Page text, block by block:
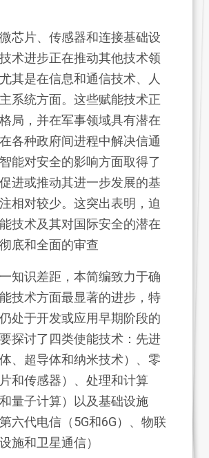
芯片、传感器和连接基础设
术进步正在推动其他技术领
其是在信息和通信技术、人
系统方面。这些赋能技术正
局，并在军事领域具有潜在
各种政府间进程中解决信通
能对安全的影响方面取得了
进或推动其进一步发展的基
相对较少。这突出表明，迫
技术及其对国际安全的潜在
底和全面的审查
知识差距，本简编致力于确
技术方面最显著的进步，特
处于开发或应用早期阶段的
探讨了四类使能技术：先进
、超导体和纳米技术）、零
和传感器）、处理和计算
和量子计算）以及基础设施
六代电信（5G和6G）、物联
施和卫星通信）